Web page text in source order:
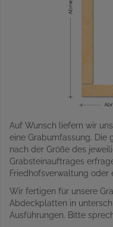
Auf Wunsch liefern wir
eine Grabumfassung. Die
nach der Größe des
Grabsteinauftrages
Friedhofsverwaltung oder
Wir fertigen für unsere
Abdeckplatten in
Ausführungen. Bitte